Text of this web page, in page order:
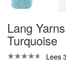
Lang
Turquoise
Lees